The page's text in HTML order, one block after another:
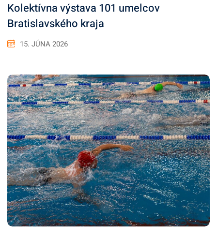
Kolektívna výstava 101 umelcov
Bratislavského kraja
15. JÚNA 2026